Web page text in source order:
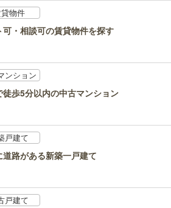
物件
可・相談可の賃貸物件を探す
ンション
徒歩5分以内の中古マンション
戸建て
道路がある新築一戸建て
戸建て